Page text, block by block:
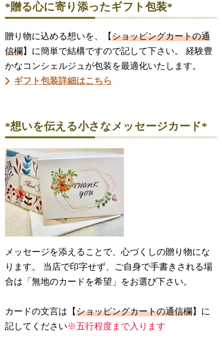
*贈る心に寄り添ったギフト包装*
贈り物に込める想いを、【ショッピングカートの通
信欄】に簡単で結構ですので記して下さい。 経験豊
かなコンシェルジュが包装を最適化いたします。
ギフト包装詳細はこちら
*想いを伝える小さなメッセージカード*
メッセージを添えることで、心づくしの贈り物にな
ります。 当店で印字せず、ご自身で手書きされる場
合は「無地のカードを希望」をお選び下さい。
カードの文言は【ショッピングカートの通信欄】に
記してください※五行程度まで入ります